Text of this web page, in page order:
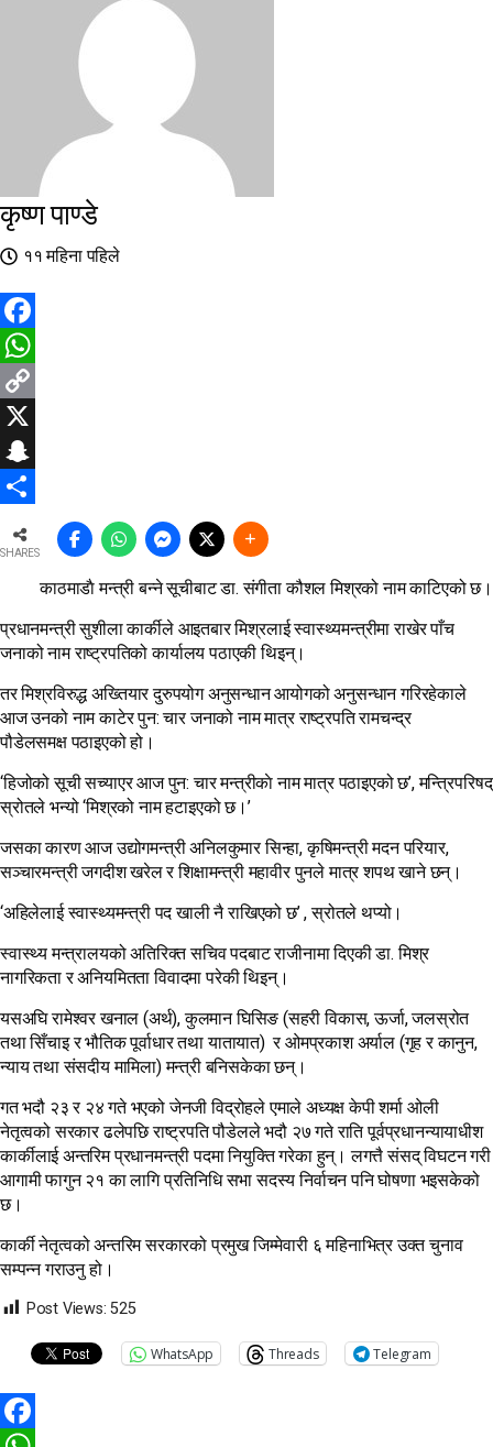
कृष्ण पाण्डे
११ महिना पहिले
Facebook
WhatsApp
Copy
Link
X
Snapchat
SHARES
काठमाडाै मन्त्री बन्ने सूचीबाट डा. संगीता कौशल मिश्रको नाम काटिएको छ।
प्रधानमन्त्री सुशीला कार्कीले आइतबार मिश्रलाई स्वास्थ्यमन्त्रीमा राखेर पाँच
जनाको नाम राष्ट्रपतिको कार्यालय पठाएकी थिइन्।
तर मिश्रविरुद्ध अख्तियार दुरुपयोग अनुसन्धान आयोगको अनुसन्धान गरिरहेकाले
आज उनको नाम काटेर पुन: चार जनाको नाम मात्र राष्ट्रपति रामचन्द्र
पौडेलसमक्ष पठाइएको हो।
‘हिजोको सूची सच्याएर आज पुन: चार मन्त्रीकाे नाम मात्र पठाइएको छ’, मन्त्रिपरिषद्
स्रोतले भन्यो ‘मिश्रको नाम हटाइएको छ।’
जसका कारण आज उद्योगमन्त्री अनिलकुमार सिन्हा, कृषिमन्त्री मदन परियार,
सञ्चारमन्त्री जगदीश खरेल र शिक्षामन्त्री महावीर पुनले मात्र शपथ खाने छन्।
‘अहिलेलाई स्वास्थ्यमन्त्री पद खाली नै राखिएको छ’ , स्रोतले थप्यो।
स्वास्थ्य मन्त्रालयको अतिरिक्त सचिव पदबाट राजीनामा दिएकी डा. मिश्र
नागरिकता र अनियमितता विवादमा परेकी थिइन्।
यसअघि रामेश्वर खनाल (अर्थ), कुलमान घिसिङ (सहरी विकास, ऊर्जा, जलस्रोत
तथा सिँचाइ र भौतिक पूर्वाधार तथा यातायात) र ओमप्रकाश अर्याल (गृह र कानुन,
न्याय तथा संसदीय मामिला) मन्त्री बनिसकेका छन्।
गत भदौ २३ र २४ गते भएको जेनजी विद्रोहले एमाले अध्यक्ष केपी शर्मा ओली
नेतृत्वको सरकार ढलेपछि राष्ट्रपति पौडेलले भदौ २७ गते राति पूर्वप्रधानन्यायाधीश
कार्कीलाई अन्तरिम प्रधानमन्त्री पदमा नियुक्ति गरेका हुन्। लगत्तै संसद् विघटन गरी
आगामी फागुन २१ का लागि प्रतिनिधि सभा सदस्य निर्वाचन पनि घोषणा भइसकेको
छ।
कार्की नेतृत्वको अन्तरिम सरकारको प्रमुख जिम्मेवारी ६ महिनाभित्र उक्त चुनाव
सम्पन्न गराउनु हो।
Post Views: 525
WhatsApp Threads Telegram